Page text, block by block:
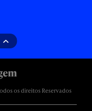
os direitos Reservados